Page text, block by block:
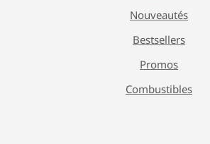
Nouveautés
Bestsellers
Promos
Combustibles